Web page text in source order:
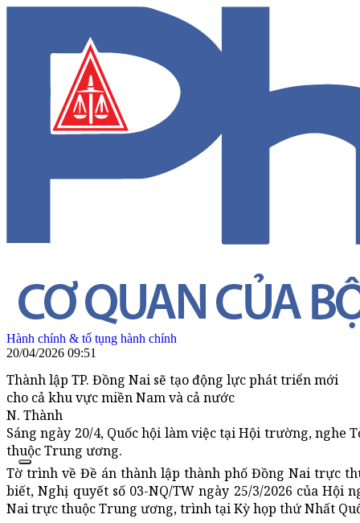
Hành chính & tố tụng hành chính
20/04/2026 09:51
Thành lập TP. Đồng Nai sẽ tạo động lực phát triển mới
cho cả khu vực miền Nam và cả nước
N. Thành
Sáng ngày 20/4, Quốc hội làm việc tại Hội trường,
thuộc Trung ương.
Tờ trình về Đề án thành lập thành phố Đồng Nai trực
biết, Nghị quyết số 03-NQ/TW ngày 25/3/2026 của
Nai trực thuộc Trung ương, trình tại Kỳ họp thứ Nhất